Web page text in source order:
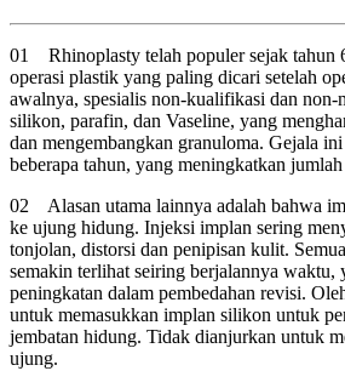
01
Rhinoplasty telah populer sejak tahun
operasi plastik yang paling dicari setelah
awalnya, spesialis non-kualifikasi dan non-
silikon, parafin, dan Vaseline, yang
dan mengembangkan granuloma. Gejala
beberapa tahun, yang meningkatkan
02 Alasan utama lainnya adalah bahwa
ke ujung hidung. Injeksi implan sering
tonjolan, distorsi dan penipisan kulit.
semakin terlihat seiring berjalannya waktu,
peningkatan dalam pembedahan revisi.
untuk memasukkan implan silikon untuk
jembatan hidung. Tidak dianjurkan untuk
ujung.